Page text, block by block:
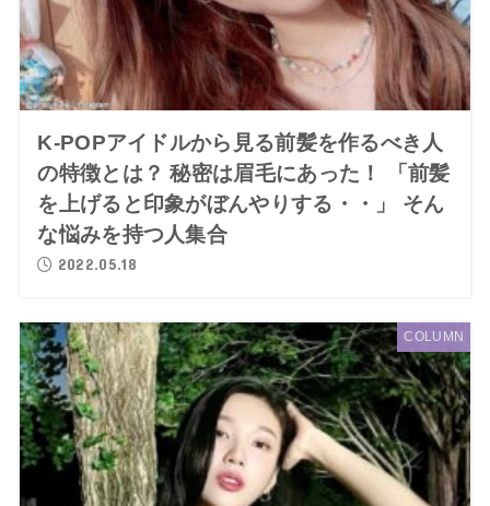
K-POPアイドルから見る前髪を作るべき人
の特徴とは？ 秘密は眉毛にあった！ 「前髪
を上げると印象がぼんやりする・・」 そん
な悩みを持つ人集合
2022.05.18
COLUMN